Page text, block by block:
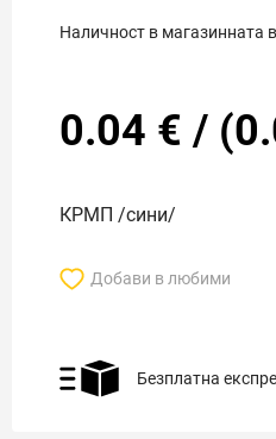
Наличност в магазинната
0.04 € / (
КРМП /сини/
Добави в любими
Безплатна